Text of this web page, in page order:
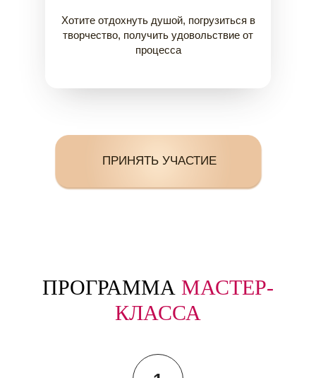
Хотите отдохнуть душой, погрузиться в
творчество, получить удовольствие от
процесса
ПРИНЯТЬ УЧАСТИЕ
ПРОГРАММА МАСТЕР-
КЛАССА